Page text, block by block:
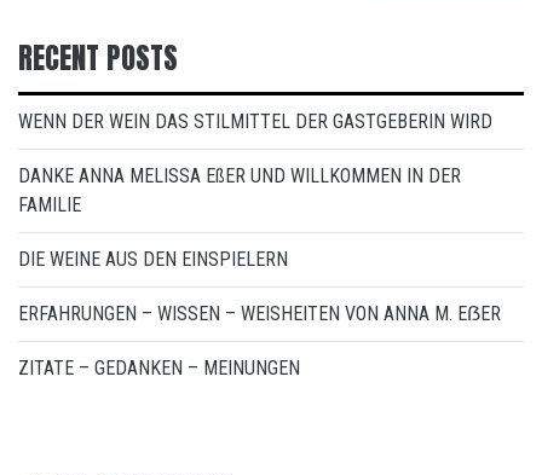
RECENT POSTS
WENN DER WEIN DAS STILMITTEL DER GASTGEBERIN WIRD
DANKE ANNA MELISSA EßER UND WILLKOMMEN IN DER
FAMILIE
DIE WEINE AUS DEN EINSPIELERN
ERFAHRUNGEN – WISSEN – WEISHEITEN VON ANNA M. EẞER
ZITATE – GEDANKEN – MEINUNGEN